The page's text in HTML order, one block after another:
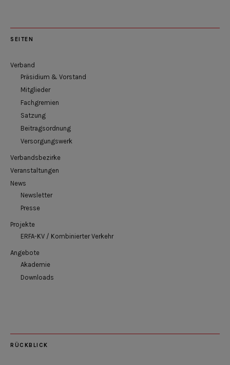
SEITEN
Verband
Präsidium & Vorstand
Mitglieder
Fachgremien
Satzung
Beitragsordnung
Versorgungswerk
Verbandsbezirke
Veranstaltungen
News
Newsletter
Presse
Projekte
ERFA-KV / Kombinierter Verkehr
Angebote
Akademie
Downloads
RÜCKBLICK